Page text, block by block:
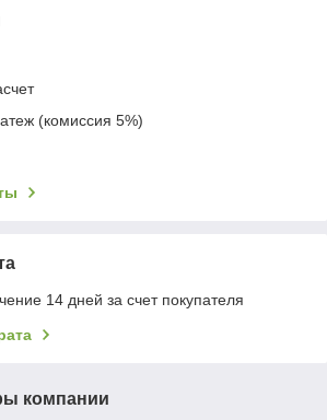
(комиссия 5%)
14 дней за счет покупателя
компании